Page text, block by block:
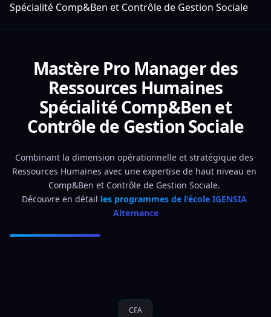
Spécialité Comp&Ben et Contrôle de Gestion Sociale
Mastère Pro Manager des
Ressources Humaines
Spécialité Comp&Ben et
Contrôle de Gestion Sociale
Combinant la dimension opérationnelle et stratégique des
Ressources Humaines avec une expertise de haut niveau en
Comp&Ben et Contrôle de Gestion Sociale.
Découvre en détail les programmes de l'école IGENSIA
Alternance
CFA